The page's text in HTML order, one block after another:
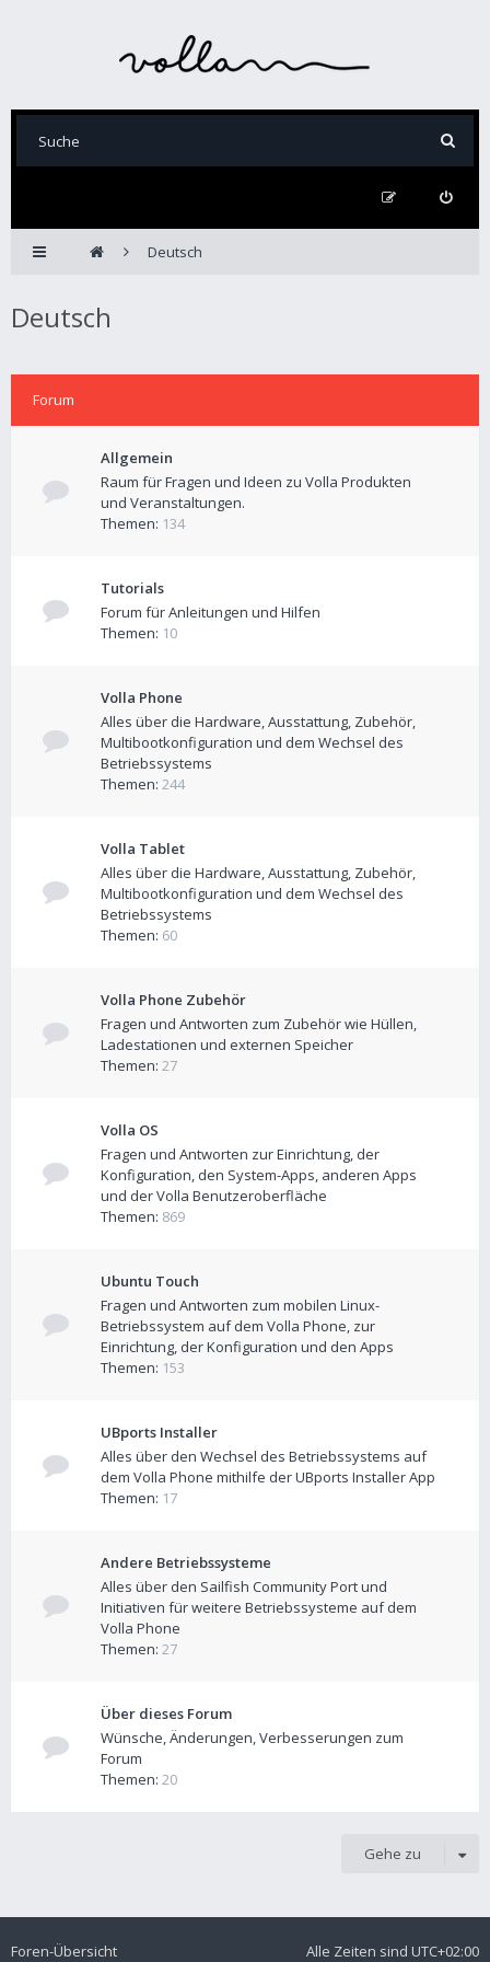
Deutsch
Deutsch
Forum
Allgemein
Raum für Fragen und Ideen zu Volla Produkten
und Veranstaltungen.
Themen: 134
Tutorials
Forum für Anleitungen und Hilfen
Themen: 10
Volla Phone
Alles über die Hardware, Ausstattung, Zubehör,
Multibootkonfiguration und dem Wechsel des
Betriebssystems
Themen: 244
Volla Tablet
Alles über die Hardware, Ausstattung, Zubehör,
Multibootkonfiguration und dem Wechsel des
Betriebssystems
Themen: 60
Volla Phone Zubehör
Fragen und Antworten zum Zubehör wie Hüllen,
Ladestationen und externen Speicher
Themen: 27
Volla OS
Fragen und Antworten zur Einrichtung, der
Konfiguration, den System-Apps, anderen Apps
und der Volla Benutzeroberfläche
Themen: 869
Ubuntu Touch
Fragen und Antworten zum mobilen Linux-
Betriebssystem auf dem Volla Phone, zur
Einrichtung, der Konfiguration und den Apps
Themen: 153
UBports Installer
Alles über den Wechsel des Betriebssystems auf
dem Volla Phone mithilfe der UBports Installer App
Themen: 17
Andere Betriebssysteme
Alles über den Sailfish Community Port und
Initiativen für weitere Betriebssysteme auf dem
Volla Phone
Themen: 27
Über dieses Forum
Wünsche, Änderungen, Verbesserungen zum
Forum
Themen: 20
Gehe zu
Foren-Übersicht Alle Zeiten sind UTC+02:00